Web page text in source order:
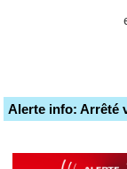
Merci
Alerte info: Arrêté